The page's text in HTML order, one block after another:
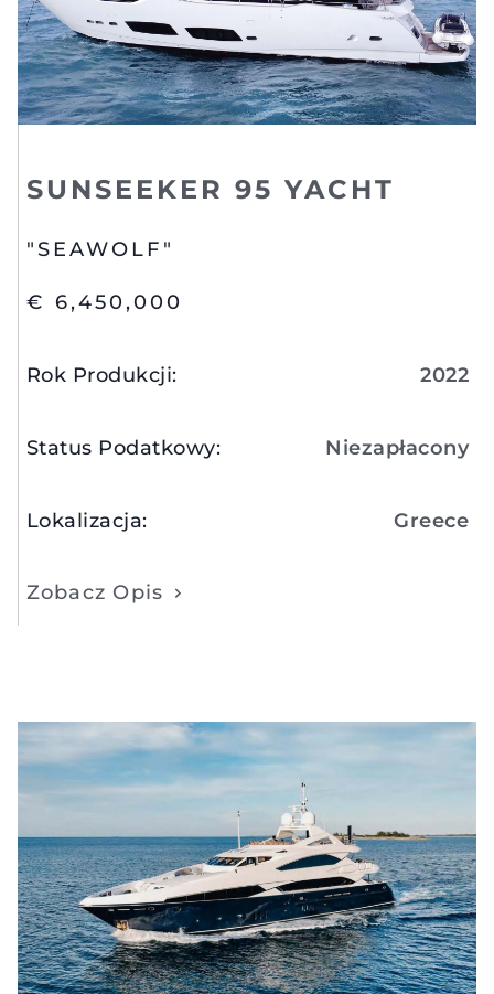
SUNSEEKER 95 YACHT
"SEAWOLF"
€ 6,450,000
Rok Produkcji: 2022
Status Podatkowy: Niezapłacony
Lokalizacja: Greece
Zobacz Opis